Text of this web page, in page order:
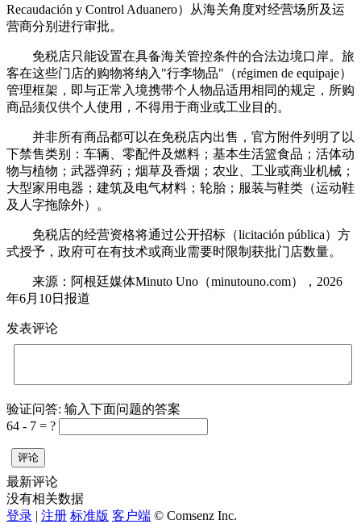
Recaudación y Control Aduanero）从海关角度对经营场所及运
营商分别进行审批。
免税店只能设置在具备海关管控条件的合法边境口岸。旅
客在这些门店的购物将纳入"行李物品"（régimen de equipaje）
管理框架，即与正常入境携带个人物品适用相同的规定，所购
商品须仅供个人使用，不得用于商业或工业目的。
并非所有商品都可以在免税店内出售，官方附件列明了以
下禁售类别：车辆、零配件及燃料；基本生活篮食品；活体动
物与植物；武器弹药；烟草及香烟；农业、工业或商业机械；
大型家用电器；建筑及电气材料；轮胎；服装与鞋类（运动鞋
及人字拖除外）。
免税店的经营资格将通过公开招标（licitación pública）方
式授予，政府可在有技术或商业需要时限制获批门店数量。
来源：阿根廷媒体Minuto Uno（minutouno.com），2026
年6月10日报道
发表评论
验证问答: 输入下面问题的答案
64 - 7 = ?
评论
最新评论
没有相关数据
登录 | 注册 标准版 客户端 © Comsenz Inc.